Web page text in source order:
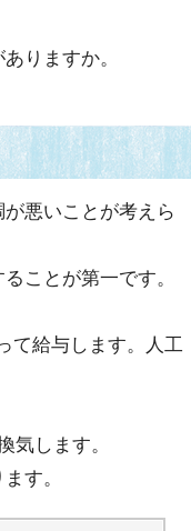
りますか。
悪いことが考えら
ことが第一です。
て給与します。人工
気します。
す。